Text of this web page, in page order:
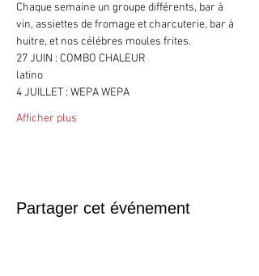
Chaque semaine un groupe différents, bar à
vin, assiettes de fromage et charcuterie, bar à
huitre, et nos célébres moules frites.
27 JUIN : COMBO CHALEUR
latino
4 JUILLET : WEPA WEPA
Afficher plus
Partager cet événement